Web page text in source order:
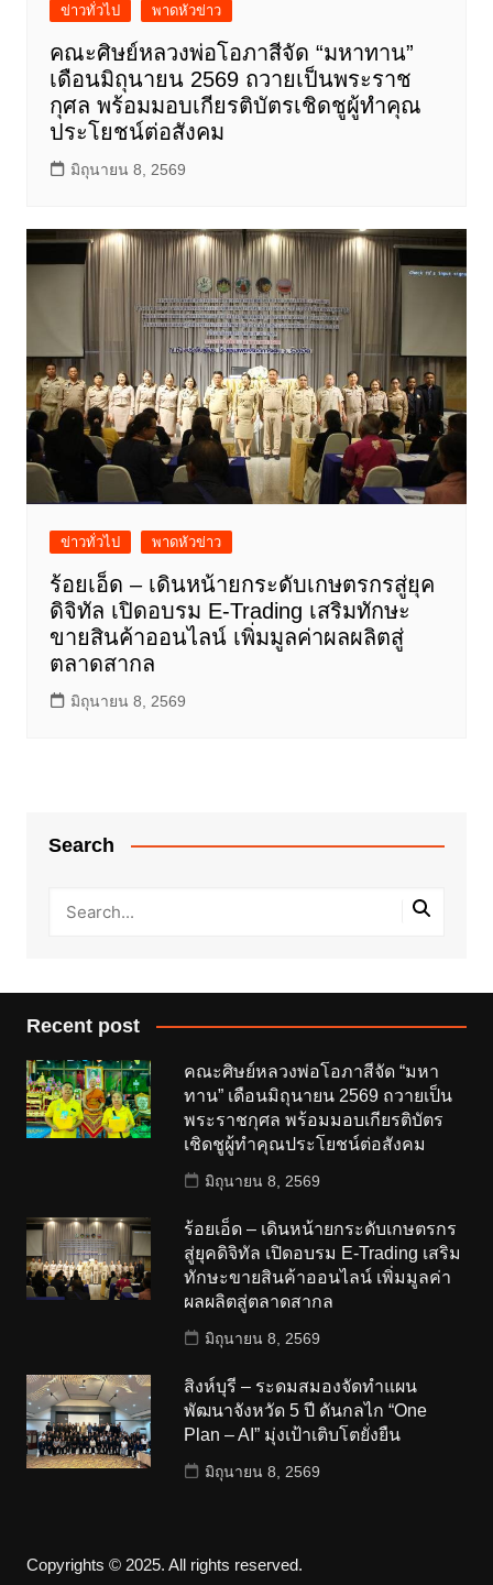
ข่าวทั่วไป พาดหัวข่าว
คณะศิษย์หลวงพ่อโอภาสีจัด “มหาทาน”
เดือนมิถุนายน 2569 ถวายเป็นพระราช
กุศล พร้อมมอบเกียรติบัตรเชิดชูผู้ทำคุณ
ประโยชน์ต่อสังคม
มิถุนายน 8, 2569
ข่าวทั่วไป พาดหัวข่าว
ร้อยเอ็ด – เดินหน้ายกระดับเกษตรกรสู่ยุค
ดิจิทัล เปิดอบรม E-Trading เสริมทักษะ
ขายสินค้าออนไลน์ เพิ่มมูลค่าผลผลิตสู่
ตลาดสากล
มิถุนายน 8, 2569
Search
Recent post
คณะศิษย์หลวงพ่อโอภาสีจัด “มหา
ทาน” เดือนมิถุนายน 2569 ถวายเป็น
พระราชกุศล พร้อมมอบเกียรติบัตร
เชิดชูผู้ทำคุณประโยชน์ต่อสังคม
มิถุนายน 8, 2569
ร้อยเอ็ด – เดินหน้ายกระดับเกษตรกร
สู่ยุคดิจิทัล เปิดอบรม E-Trading เสริม
ทักษะขายสินค้าออนไลน์ เพิ่มมูลค่า
ผลผลิตสู่ตลาดสากล
มิถุนายน 8, 2569
สิงห์บุรี – ระดมสมองจัดทำแผน
พัฒนาจังหวัด 5 ปี ดันกลไก “One
Plan – AI” มุ่งเป้าเติบโตยั่งยืน
มิถุนายน 8, 2569
Copyrights © 2025. All rights reserved.